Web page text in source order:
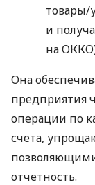
товары/
и
на
Она
предприятия
операции по
счета,
отчетность.